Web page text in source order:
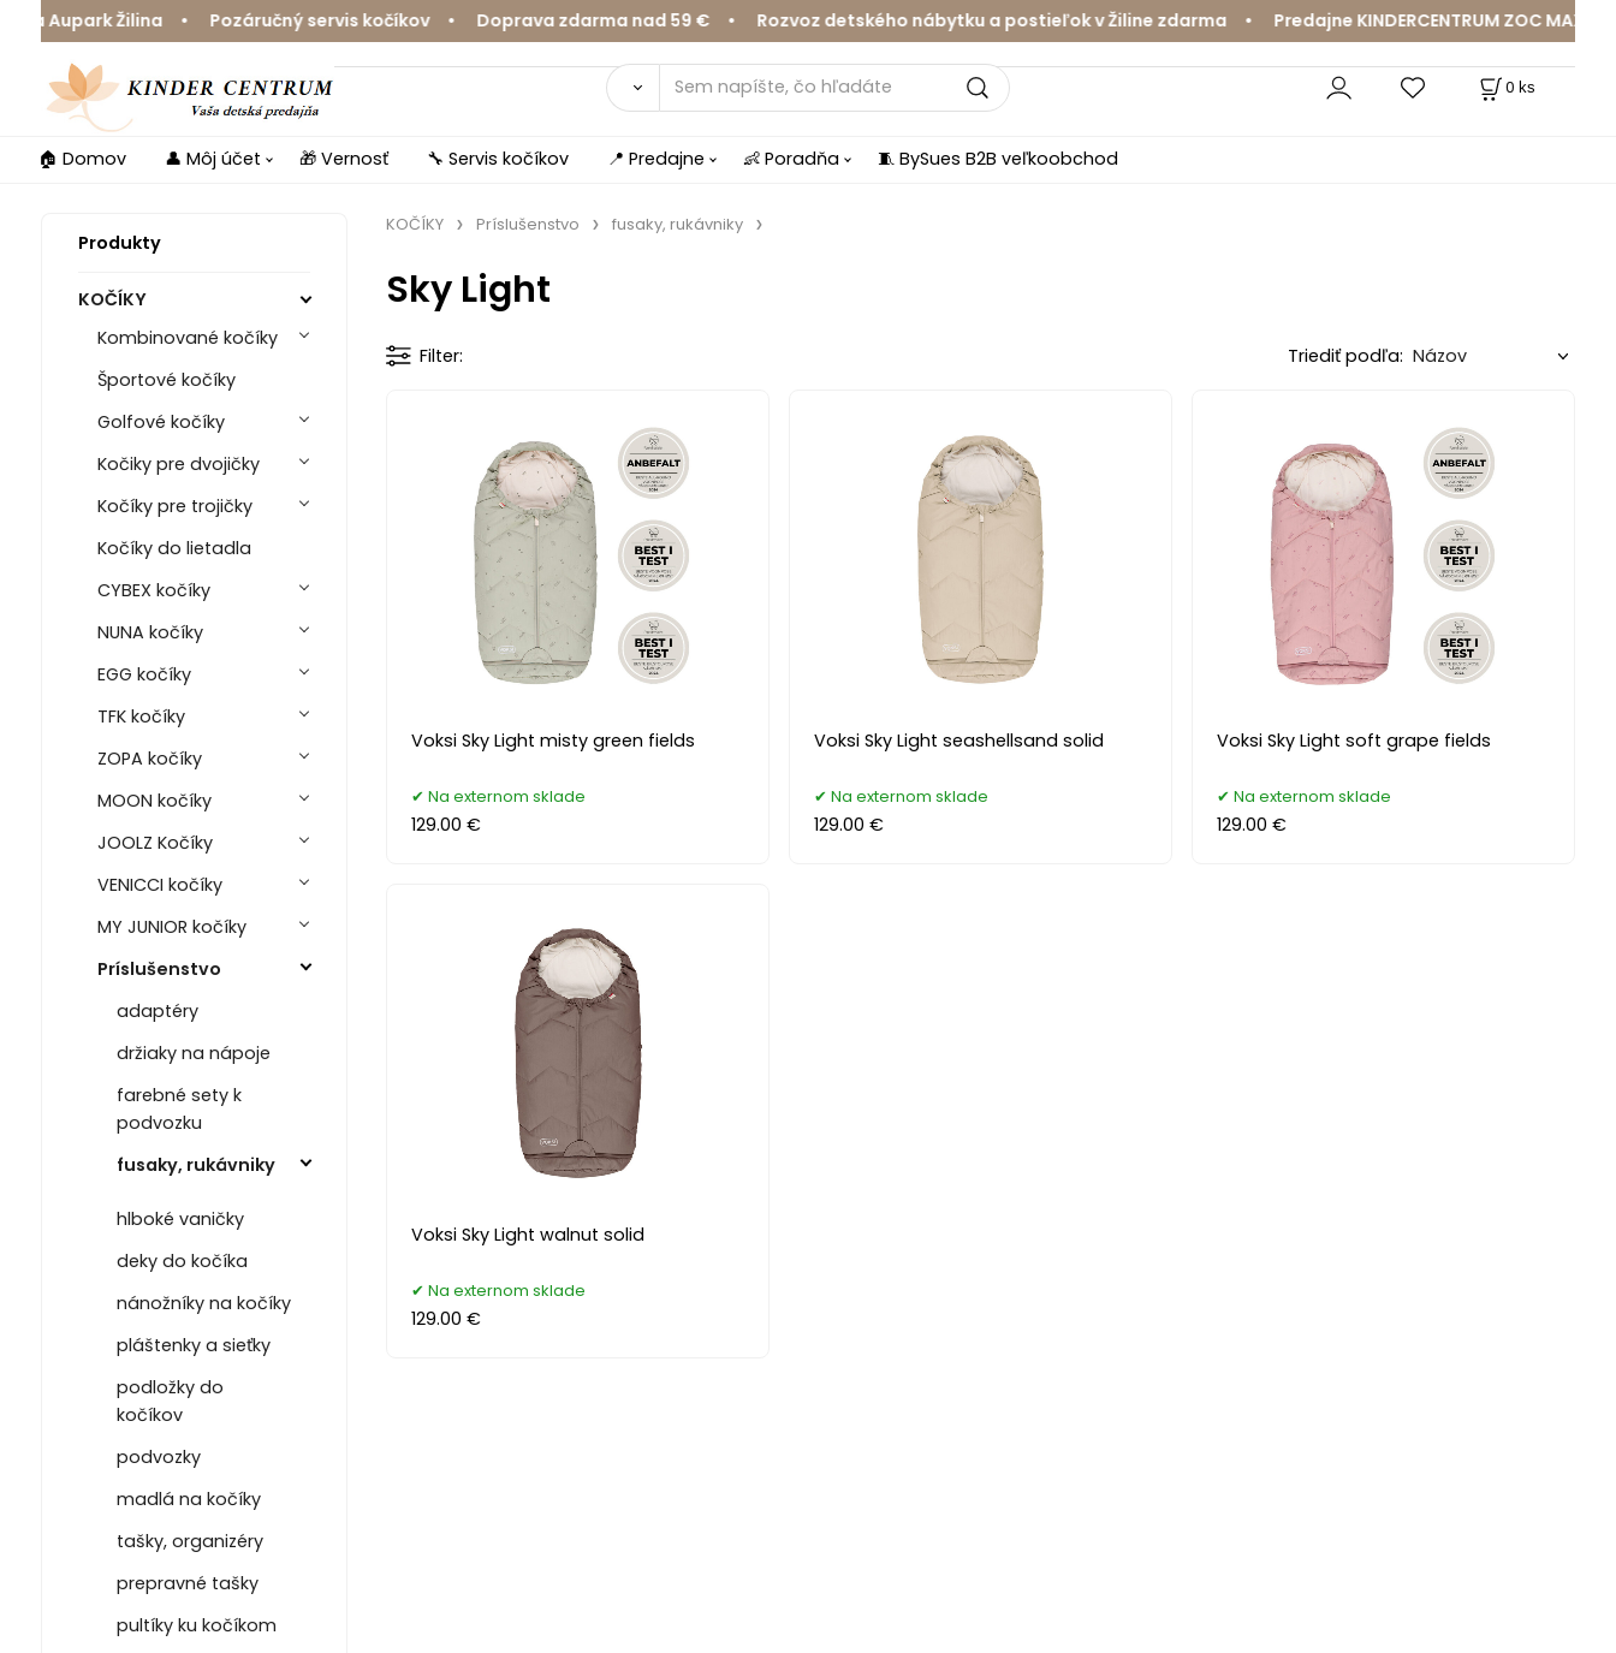
Aupark Žilina • Pozáručný servis kočíkov • Doprava zdarma nad 59 € • Rozvoz detského nábytku a postieľok v Žiline zdarma • Predajne KINDERCENTRUM ZOC MAX a
0 ks
🏠 Domov 👤 Môj účet 🎁 Vernosť 🔧 Servis kočíkov 📍 Predajne 👶 Poradňa 🧵 BySues B2B veľkoobchod
Produkty
KOČÍKY
Kombinované kočíky
Športové kočíky
Golfové kočíky
Kočiky pre dvojičky
Kočíky pre trojičky
Kočíky do lietadla
CYBEX kočíky
NUNA kočíky
EGG kočíky
TFK kočíky
ZOPA kočíky
MOON kočíky
JOOLZ Kočíky
VENICCI kočíky
MY JUNIOR kočíky
Príslušenstvo
adaptéry
držiaky na nápoje
farebné sety k
podvozku
fusaky, rukávniky
hlboké vaničky
deky do kočíka
nánožníky na kočíky
pláštenky a sieťky
podložky do
kočíkov
podvozky
madlá na kočíky
tašky, organizéry
prepravné tašky
pultíky ku kočíkom
KOČÍKY Príslušenstvo fusaky, rukávniky
Sky Light
Filter Triediť podľa:
Voksi Sky Light misty green fields
Na externom sklade
129.00 €
Voksi Sky Light seashellsand solid
Na externom sklade
129.00 €
Voksi Sky Light soft grape fields
Na externom sklade
129.00 €
Voksi Sky Light walnut solid
Na externom sklade
129.00 €